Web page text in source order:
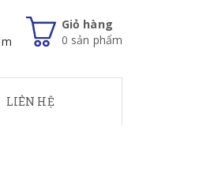
Giỏ hàng
0 sản phẩm
LIÊN HỆ